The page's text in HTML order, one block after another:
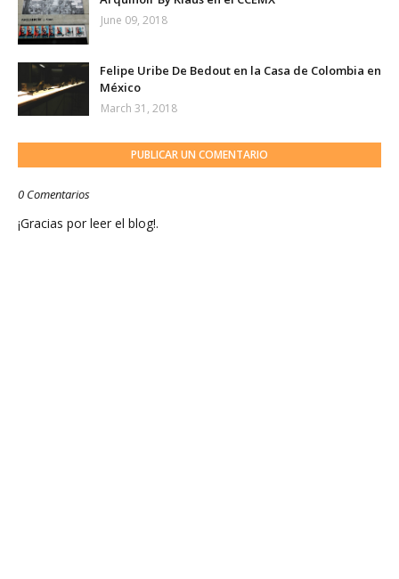
June 09, 2018
Felipe Uribe De Bedout en la Casa de Colombia en
México
March 31, 2018
PUBLICAR UN COMENTARIO
0 Comentarios
¡Gracias por leer el blog!.